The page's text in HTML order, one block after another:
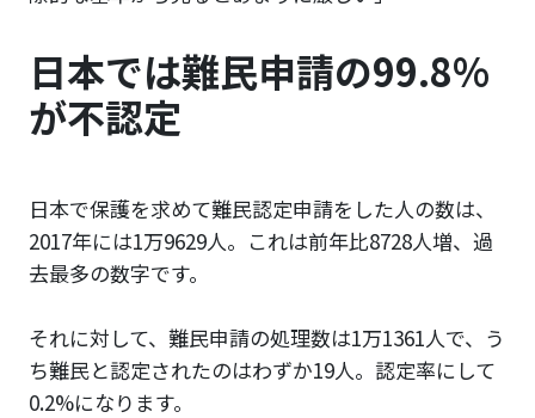
日本では難民申請の99.8%
が不認定
日本で保護を求めて難民認定申請をした人の数は、
2017年には1万9629人。これは前年比8728人増、過
去最多の数字です。
それに対して、難民申請の処理数は1万1361人で、う
ち難民と認定されたのはわずか19人。認定率にして
0.2%になります。